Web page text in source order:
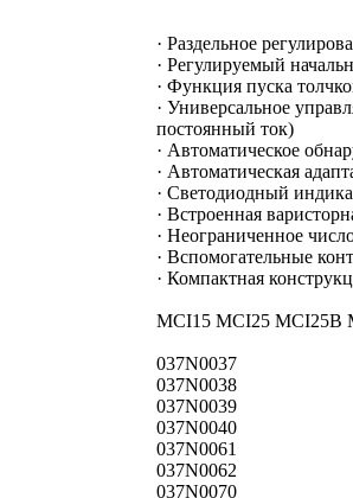
· Раздельное
· Регулируемый
· Функция пуска
· Универсальное
постоянный ток)
· Автоматическое
· Автоматическая
· Светодиодный
· Встроенная
· Неограниченное
· Вспомогательные
· Компактная
MCI15 MCI25 MCI25B
037N0037
037N0038
037N0039
037N0040
037N0061
037N0062
037N0070